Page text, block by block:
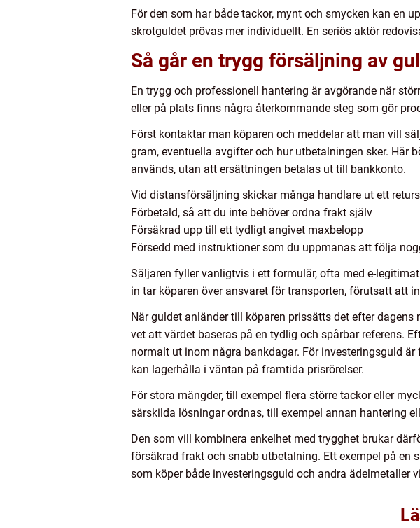
För den som har både tackor, mynt och smycken kan en
skrotguldet prövas mer individuellt. En seriös aktör
Så går en trygg försäljning av
En trygg och professionell hantering är avgörande när
eller på plats finns några återkommande steg som gör
Först kontaktar man köparen och meddelar att man vill
gram, eventuella avgifter och hur utbetalningen sker.
används, utan att ersättningen betalas ut till bankkonto.
Vid distansförsäljning skickar många handlare ut ett
Förbetald, så att du inte behöver ordna frakt själv
Försäkrad upp till ett tydligt angivet maxbelopp
Försedd med instruktioner som du uppmanas att följa
Säljaren fyller vanligtvis i ett formulär, ofta med e-
in tar köparen över ansvaret för transporten, förutsatt att
När guldet anländer till köparen prissätts det efter
vet att värdet baseras på en tydlig och spårbar referens.
normalt ut inom några bankdagar. För investeringsguld
kan lagerhålla i väntan på framtida prisrörelser.
För stora mängder, till exempel flera större tackor eller
särskilda lösningar ordnas, till exempel annan hantering
Den som vill kombinera enkelhet med trygghet brukar
försäkrad frakt och snabb utbetalning. Ett exempel på en
som köper både investeringsguld och andra ädelmetaller